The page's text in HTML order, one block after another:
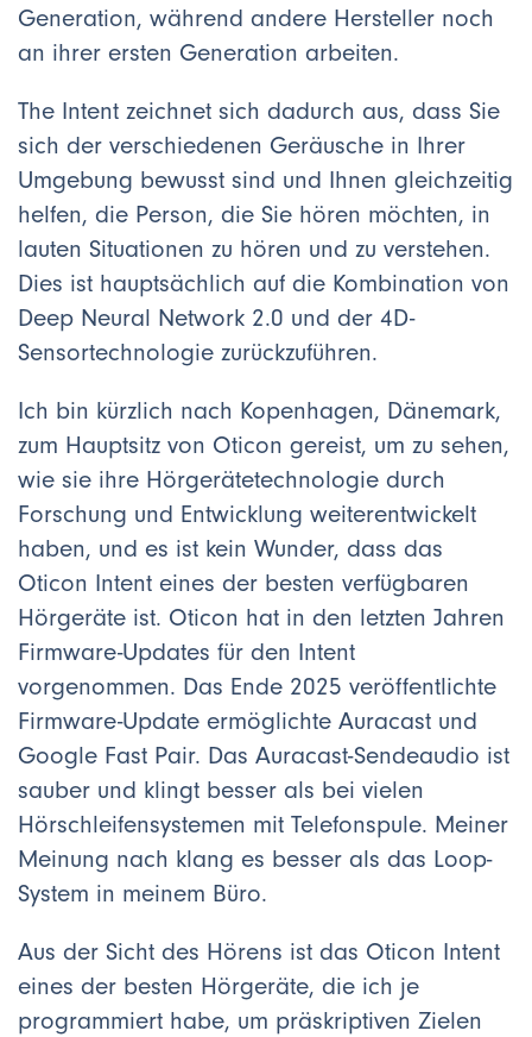
Generation, während andere Hersteller noch
an ihrer ersten Generation arbeiten.
The Intent zeichnet sich dadurch aus, dass Sie
sich der verschiedenen Geräusche in Ihrer
Umgebung bewusst sind und Ihnen gleichzeitig
helfen, die Person, die Sie hören möchten, in
lauten Situationen zu hören und zu verstehen.
Dies ist hauptsächlich auf die Kombination von
Deep Neural Network 2.0 und der 4D-
Sensortechnologie zurückzuführen.
Ich bin kürzlich nach Kopenhagen, Dänemark,
zum Hauptsitz von Oticon gereist, um zu sehen,
wie sie ihre Hörgerätetechnologie durch
Forschung und Entwicklung weiterentwickelt
haben, und es ist kein Wunder, dass das
Oticon Intent eines der besten verfügbaren
Hörgeräte ist. Oticon hat in den letzten Jahren
Firmware-Updates für den Intent
vorgenommen. Das Ende 2025 veröffentlichte
Firmware-Update ermöglichte Auracast und
Google Fast Pair. Das Auracast-Sendeaudio ist
sauber und klingt besser als bei vielen
Hörschleifensystemen mit Telefonspule. Meiner
Meinung nach klang es besser als das Loop-
System in meinem Büro.
Aus der Sicht des Hörens ist das Oticon Intent
eines der besten Hörgeräte, die ich je
programmiert habe, um präskriptiven Zielen